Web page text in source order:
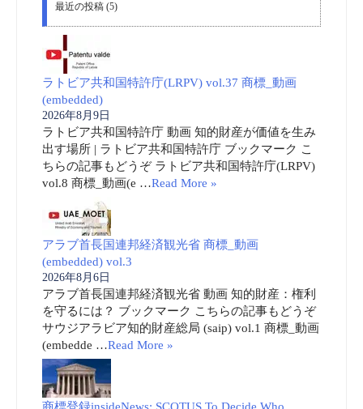
最近の投稿 (5)
ラトビア共和国特許庁(LRPV) vol.37 商標_動画
(embedded)
2026年8月9日
ラトビア共和国特許庁 動画 知的財産が価値を生み
出す場所 | ラトビア共和国特許庁 ブックマーク こ
ちらの記事もどうぞ ラトビア共和国特許庁(LRPV)
vol.8 商標_動画(e …Read More »
アラブ首長国連邦経済観光省 商標_動画
(embedded) vol.3
2026年8月6日
アラブ首長国連邦経済観光省 動画 知的財産：権利
を守るには？ ブックマーク こちらの記事もどうぞ
サウジアラビア知的財産総局 (saip) vol.1 商標_動画
(embedde …Read More »
商標登録insideNews: SCOTUS To Decide Who